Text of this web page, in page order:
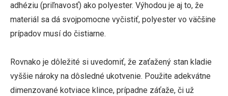
adhéziu (priľnavosť) ako polyester. Výhodou je aj to, že
materiál sa dá svojpomocne vyčistiť, polyester vo väčšine
prípadov musí do čistiarne.
Rovnako je dôležité si uvedomiť, že zaťažený stan kladie
vyššie nároky na dôsledné ukotvenie. Použite adekvátne
dimenzované kotviace klince, prípadne záťaže, či už